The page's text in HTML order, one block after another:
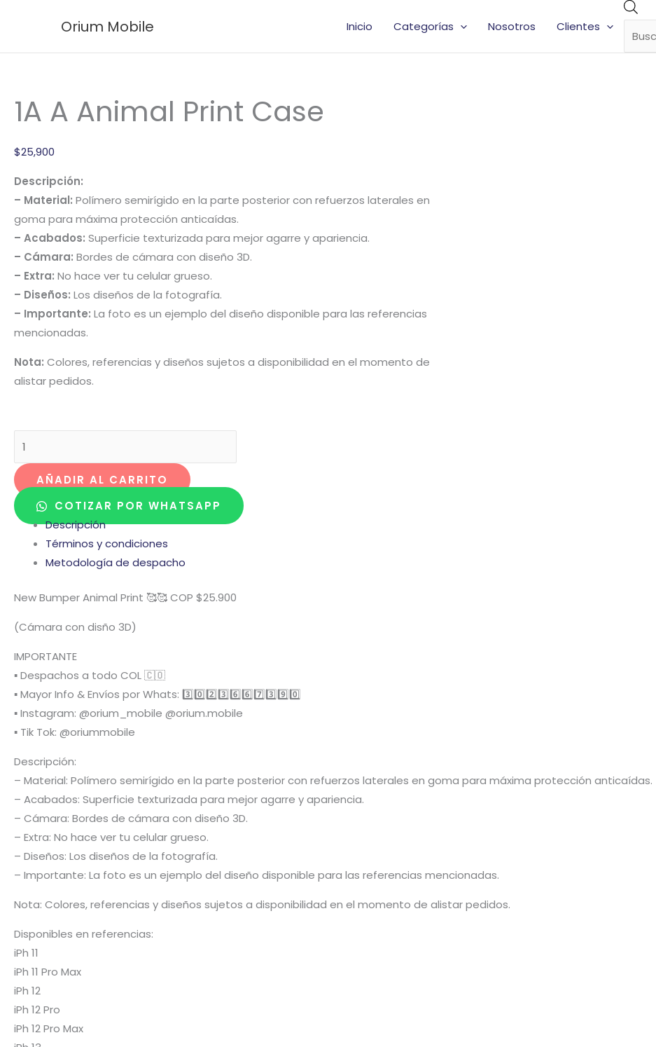
Orium Mobile Inicio Categorías Nosotros Clientes
1A A Animal Print Case
$25,900
Descripción:
– Material: Polímero semirígido en la parte posterior con refuerzos laterales en
goma para máxima protección anticaídas.
– Acabados: Superficie texturizada para mejor agarre y apariencia.
– Cámara: Bordes de cámara con diseño 3D.
– Extra: No hace ver tu celular grueso.
– Diseños: Los diseños de la fotografía.
– Importante: La foto es un ejemplo del diseño disponible para las referencias
mencionadas.
Nota: Colores, referencias y diseños sujetos a disponibilidad en el momento de
alistar pedidos.
cantidad
AÑADIR AL CARRITO
COTIZAR POR WHATSAPP
Descripción
Términos y condiciones
Metodología de despacho
New Bumper Animal Print 🥰🥰 COP $25.900
(Cámara con disño 3D)
IMPORTANTE
▪️ Despachos a todo COL 🇨🇴
▪️ Mayor Info & Envíos por Whats: 3️⃣0️⃣2️⃣3️⃣6️⃣6️⃣7️⃣3️⃣9️⃣0️⃣
▪️ Instagram: @orium_mobile @orium.mobile
▪️ Tik Tok: @oriummobile
Descripción:
– Material: Polímero semirígido en la parte posterior con refuerzos laterales en goma para máxima protección anticaídas.
– Acabados: Superficie texturizada para mejor agarre y apariencia.
– Cámara: Bordes de cámara con diseño 3D.
– Extra: No hace ver tu celular grueso.
– Diseños: Los diseños de la fotografía.
– Importante: La foto es un ejemplo del diseño disponible para las referencias mencionadas.
Nota: Colores, referencias y diseños sujetos a disponibilidad en el momento de alistar pedidos.
Disponibles en referencias:
iPh 11
iPh 11 Pro Max
iPh 12
iPh 12 Pro
iPh 12 Pro Max